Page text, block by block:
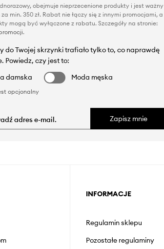
obejmuje nieprzecenione produkty i jest ważny
min. 350 zł. Rabat nie łączy się z innymi promocjami, a
mogą być wyłączone z rabatu. Szczegóły na stronie:
.
do Twojej skrzynki trafiało tylko to, co naprawdę
Powiedz, czy jest to:
damska
Moda męska
opcjonalny
Zapisz mnie
INFORMACJE
Regulamin sklepu
Pozostałe regulaminy